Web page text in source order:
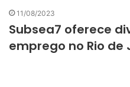
11/08/2023
Subsea7 oferece
emprego no Rio de